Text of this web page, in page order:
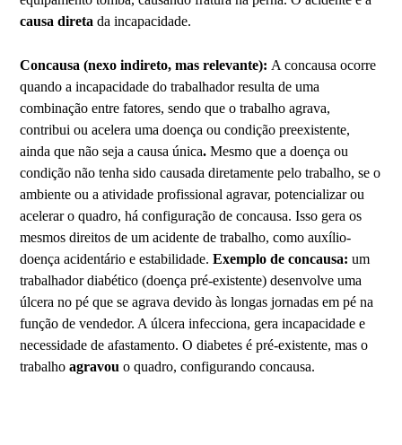
causa direta da incapacidade.
Concausa (nexo indireto, mas relevante): A concausa ocorre
quando a incapacidade do trabalhador resulta de uma
combinação entre fatores, sendo que o trabalho agrava,
contribui ou acelera uma doença ou condição preexistente,
ainda que não seja a causa única.Mesmo que a doença ou
condição não tenha sido causada diretamente pelo trabalho, se o
ambiente ou a atividade profissional agravar, potencializar ou
acelerar o quadro, há configuração de concausa. Isso gera os
mesmos direitos de um acidente de trabalho, como auxílio-
doença acidentário e estabilidade.Exemplo de concausa:um
trabalhador diabético (doença pré-existente) desenvolve uma
úlcera no pé que se agrava devido às longas jornadas em pé na
função de vendedor. A úlcera infecciona, gera incapacidade e
necessidade de afastamento. O diabetes é pré-existente, mas o
trabalhoagravou o quadro, configurando concausa.